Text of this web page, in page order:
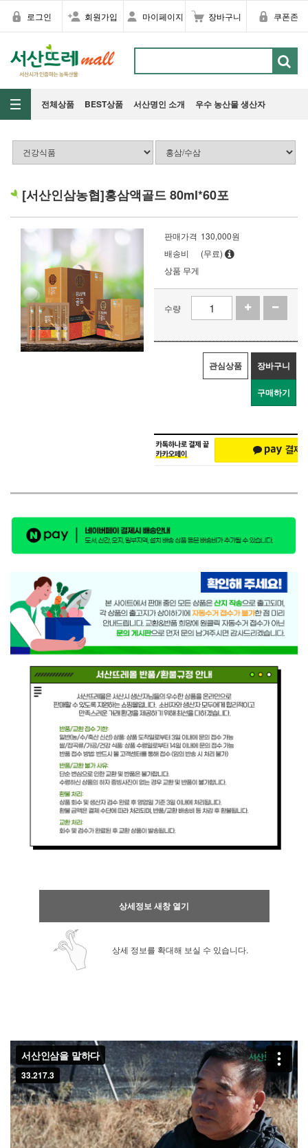
로그인 회원가입 마이페이지 장바구니 쿠폰존
전체상품 BEST상품 서산명인 소개 우수 농산물 생산자
[서산인삼농협]홍삼액골드 80ml*60포
판매가격 130,000원
배송비
(무료)
상품 무게
수량
관심상품 장바구니
구매하기
상세정보 새창 열기
상세 정보를 확대해 보실 수 있습니다.